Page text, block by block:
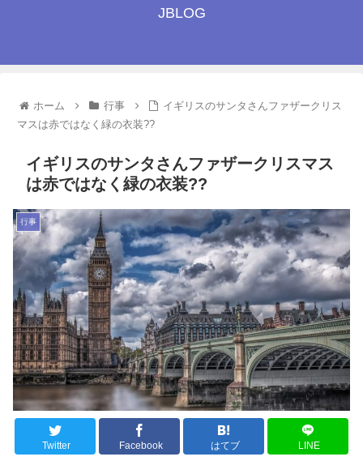
JBLOG
ホーム 行事
イギリスのサンタさんファザークリス
マスは赤ではなく緑の衣装??
イギリスのサンタさんファザークリスマス
は赤ではなく緑の衣装??
行事
Twitter Facebook はてブ LINE